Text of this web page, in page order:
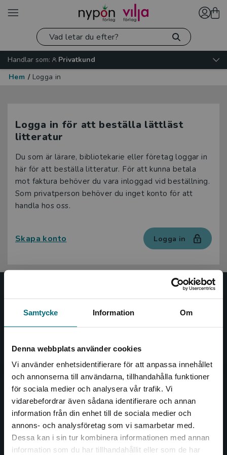
Samtycke Information Om
Denna webbplats använder cookies
Vi använder enhetsidentifierare för att anpassa innehållet
och annonserna till användarna, tillhandahålla funktioner
för sociala medier och analysera vår trafik. Vi
vidarebefordrar även sådana identifierare och annan
information från din enhet till de sociala medier och
annons- och analysföretag som vi samarbetar med.
Dessa kan i sin tur kombinera informationen med annan
information som du har tillhandahållit eller som de har
Begränsad fraktregion
Handlar som:
Privatkund
Hem / Logga in
Logga in för att beställa lättläst
litteratur
Du som är lärare, bibliotekarie eller företag loggar in
här för att beställa litteratur. För att kunna betala
mot faktura behöver du vara inloggad vid beställning.
Som privatperson behöver du inget konto för att
handla hos oss.
Skapa konto Logga in
Nypon och Vilja
såväl barn som vuxna.
Kontakta oss
Kontakta oss
046-31 20 00
Box 141